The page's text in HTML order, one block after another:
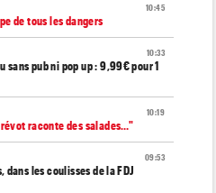
10:45
de tous les dangers
10:33
pub ni pop up : 9,99€ pour 1
10:19
raconte des salades…"
09:53
les coulisses de la FDJ